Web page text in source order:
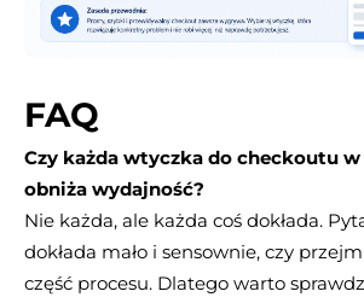
FAQ
Czy każda wtyczka do checkoutu
obniża wydajność?
Nie każda, ale każda coś dokłada.
dokłada mało i sensownie, czy
część procesu. Dlatego warto